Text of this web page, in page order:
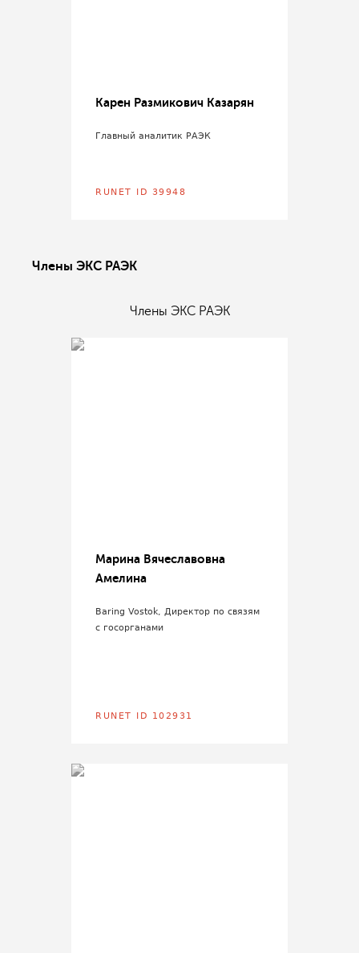
Карен Размикович Казарян
Главный аналитик РАЭК
RUNET ID 39948
Члены ЭКС РАЭК
Члены ЭКС РАЭК
Марина Вячеславовна
Амелина
Baring Vostok, Директор по связям
с госорганами
RUNET ID 102931